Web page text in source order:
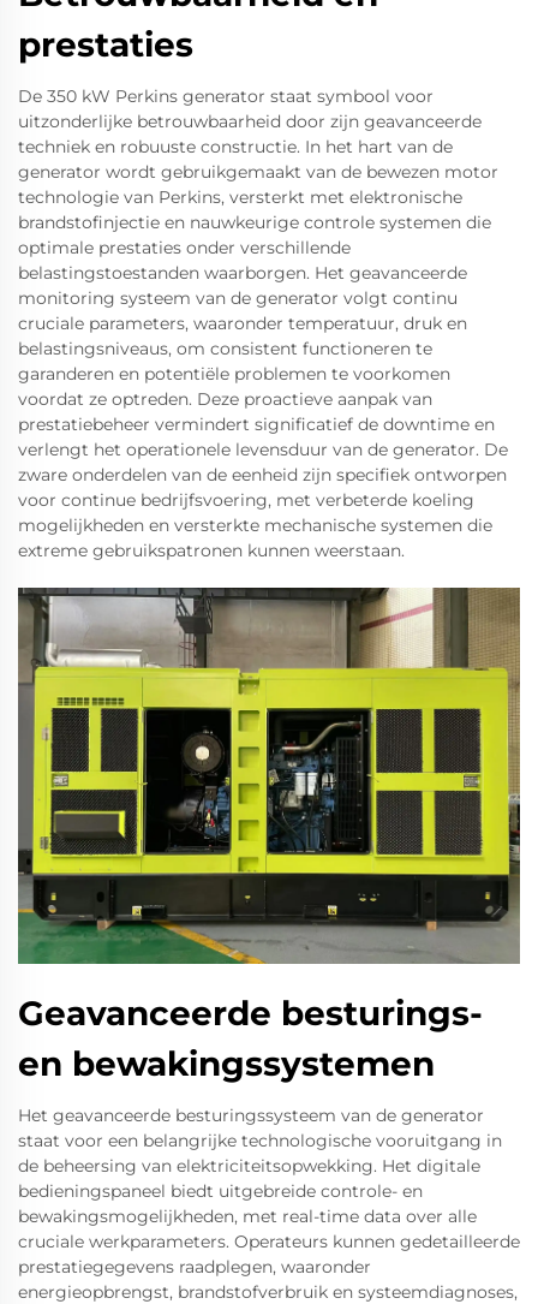
prestaties
De 350 kW Perkins generator staat symbool voor
uitzonderlijke betrouwbaarheid door zijn geavanceerde
techniek en robuuste constructie. In het hart van de
generator wordt gebruikgemaakt van de bewezen motor
technologie van Perkins, versterkt met elektronische
brandstofinjectie en nauwkeurige controle systemen die
optimale prestaties onder verschillende
belastingstoestanden waarborgen. Het geavanceerde
monitoring systeem van de generator volgt continu
cruciale parameters, waaronder temperatuur, druk en
belastingsniveaus, om consistent functioneren te
garanderen en potentiële problemen te voorkomen
voordat ze optreden. Deze proactieve aanpak van
prestatiebeheer vermindert significatief de downtime en
verlengt het operationele levensduur van de generator. De
zware onderdelen van de eenheid zijn specifiek ontworpen
voor continue bedrijfsvoering, met verbeterde koeling
mogelijkheden en versterkte mechanische systemen die
extreme gebruikspatronen kunnen weerstaan.
Geavanceerde besturings-
en bewakingssystemen
Het geavanceerde besturingssysteem van de generator
staat voor een belangrijke technologische vooruitgang in
de beheersing van elektriciteitsopwekking. Het digitale
bedieningspaneel biedt uitgebreide controle- en
bewakingsmogelijkheden, met real-time data over alle
cruciale werkparameters. Operateurs kunnen gedetailleerde
prestatiegegevens raadplegen, waaronder
energieopbrengst, brandstofverbruik en systeemdiagnoses,